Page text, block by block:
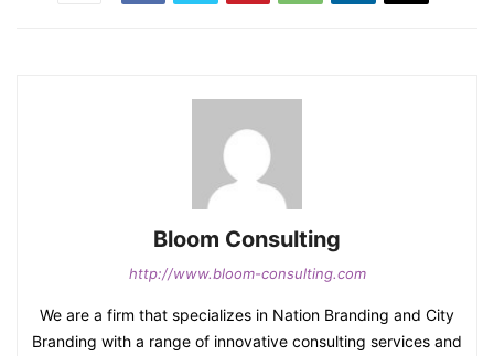
Bloom Consulting
http://www.bloom-consulting.com
We are a firm that specializes in Nation Branding and City
Branding with a range of innovative consulting services and